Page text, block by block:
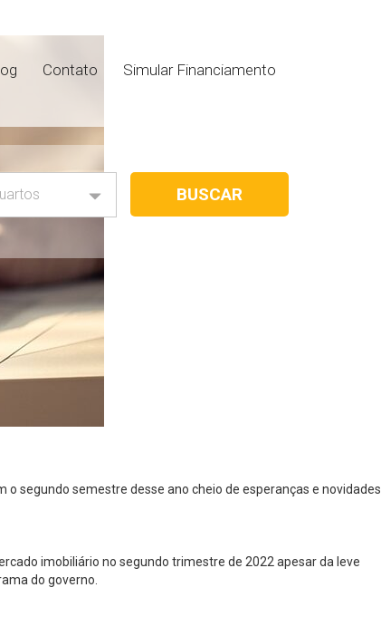
Contato Simular Financiamento
segundo semestre desse ano cheio de esperanças e novidades
imobiliário no segundo trimestre de 2022 apesar da leve
do governo.